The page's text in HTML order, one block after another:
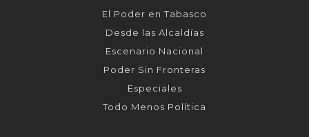
El Poder en Tabasco
Desde las Alcaldías
Escenario Nacional
Poder Sin Fronteras
Especiales
Todo Menos Política